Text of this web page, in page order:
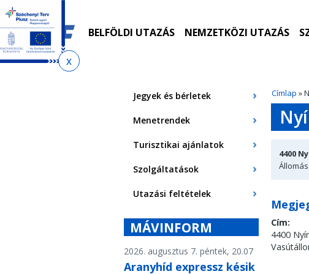
Ugrás
az
almenühöz
Ugrás
tartalomra
Ugrás
az
oldaltérképre
BELFÖLDI UTAZÁS NEMZETKÖZI UTAZÁS
Címlap »
Jegyek és bérletek
Menetrendek
Turisztikai ajánlatok
Szolgáltatások
Utazási feltételek
MÁVINFORM
2026. augusztus 7. péntek, 20.07
Aranyhíd expressz késik
4400
Cím:
4400